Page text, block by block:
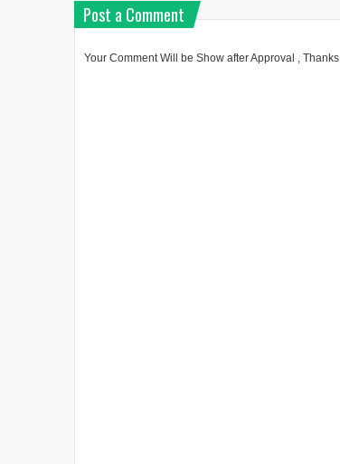
Post a Comment
Your Comment Will be Show after Approval , Thanks